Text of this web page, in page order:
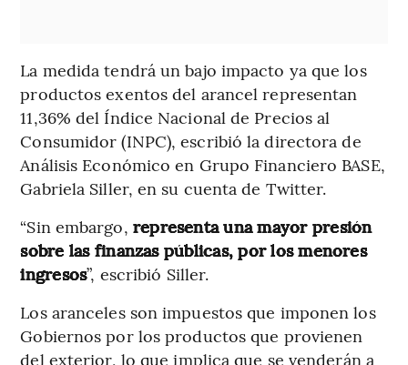
La medida tendrá un bajo impacto ya que los
productos exentos del arancel representan
11,36% del Índice Nacional de Precios al
Consumidor (INPC), escribió la directora de
Análisis Económico en Grupo Financiero BASE,
Gabriela Siller, en su cuenta de Twitter.
“Sin embargo, representa una mayor presión
sobre las finanzas públicas, por los menores
ingresos”, escribió Siller.
Los aranceles son impuestos que imponen los
Gobiernos por los productos que provienen
del exterior, lo que implica que se venderán a